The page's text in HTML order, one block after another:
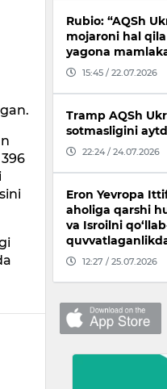
Rubio: “AQSh
mojaroni hal
yagona
15:45 / 22.07.2026
Tramp AQSh
sotmasligini
22:24 / 24.07.2026
Eron Yevropa
aholiga qarshi
va Isroilni
12:27 / 25.07.2026